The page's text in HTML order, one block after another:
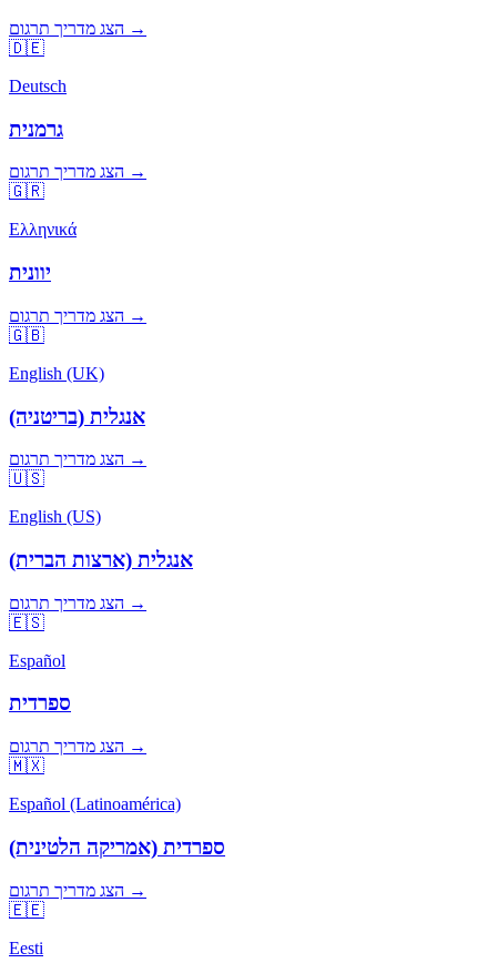
הצג מדריך תרגום →
🇩🇪
Deutsch
גרמנית
הצג מדריך תרגום →
🇬🇷
Ελληνικά
יוונית
הצג מדריך תרגום →
🇬🇧
English (UK)
אנגלית (בריטניה)
הצג מדריך תרגום →
🇺🇸
English (US)
אנגלית (ארצות הברית)
הצג מדריך תרגום →
🇪🇸
Español
ספרדית
הצג מדריך תרגום →
🇲🇽
Español (Latinoamérica)
ספרדית (אמריקה הלטינית)
הצג מדריך תרגום →
🇪🇪
Eesti